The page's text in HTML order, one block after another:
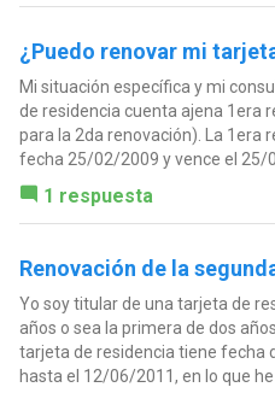
¿Puedo renovar mi
Mi situación específica y mi
de residencia cuenta ajena 1era
para la 2da renovación). La 1era
fecha 25/02/2009 y vence el 25/
1 respuesta
Renovación de la
Yo soy titular de una tarjeta de
años o sea la primera de dos
tarjeta de residencia tiene fecha
hasta el 12/06/2011, en lo que he